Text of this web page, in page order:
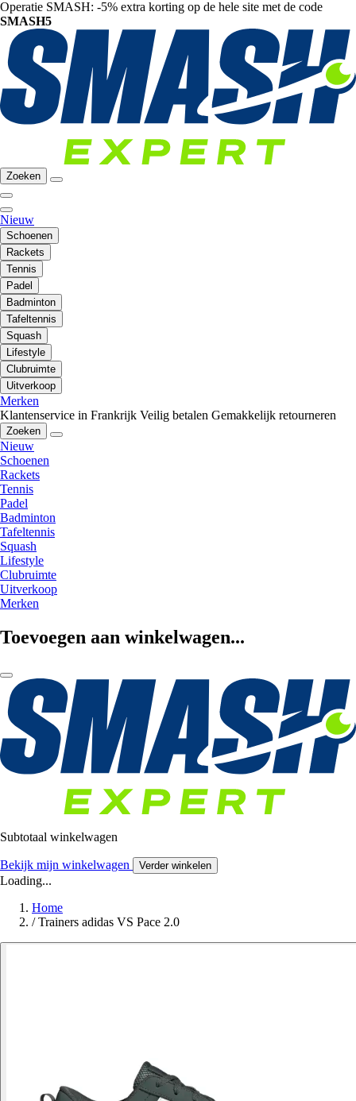
Operatie SMASH: -5% extra korting op de hele site met de code
SMASH5
Zoeken
Nieuw
Schoenen
Rackets
Tennis
Padel
Badminton
Tafeltennis
Squash
Lifestyle
Clubruimte
Uitverkoop
Merken
Klantenservice in Frankrijk Veilig betalen Gemakkelijk retourneren
Zoeken
Nieuw
Schoenen
Rackets
Tennis
Padel
Badminton
Tafeltennis
Squash
Lifestyle
Clubruimte
Uitverkoop
Merken
Toevoegen aan winkelwagen...
Subtotaal winkelwagen
Bekijk mijn winkelwagen Verder winkelen
Loading...
Home
/ Trainers adidas VS Pace 2.0